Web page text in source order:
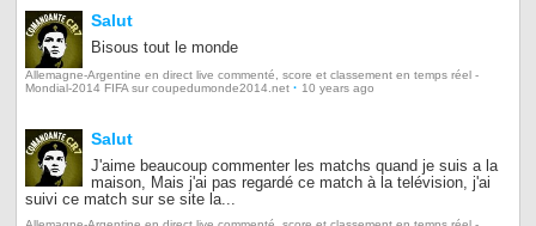
Salut
Bisous tout le monde
Allemagne-Argentine en direct live commenté, score et classement en temps réel -
Mondial-2014 FIFA sur coupedumonde2014.net · 10 years ago
Salut
J'aime beaucoup commenter les matchs quand je suis a la
maison, Mais j'ai pas regardé ce match à la telévision, j'ai
suivi ce match sur se site la...